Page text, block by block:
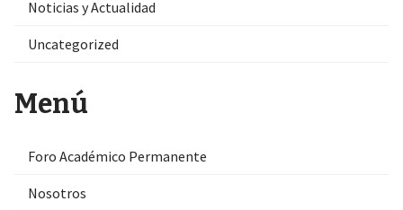
Noticias y Actualidad
Uncategorized
Menú
Foro Académico Permanente
Nosotros